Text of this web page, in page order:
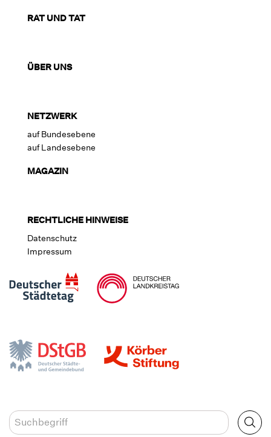
RAT UND TAT
ÜBER UNS
NETZWERK
auf Bundesebene
auf Landesebene
MAGAZIN
RECHTLICHE HINWEISE
Datenschutz
Impressum
Volltextsuche